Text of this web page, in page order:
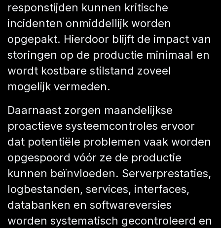
responstijden kunnen kritische
incidenten onmiddellijk worden
opgepakt. Hierdoor blijft de impact van
storingen op de productie minimaal en
wordt kostbare stilstand zoveel
mogelijk vermeden.
Daarnaast zorgen maandelijkse
proactieve systeemcontroles ervoor
dat potentiële problemen vaak worden
opgespoord vóór ze de productie
kunnen beïnvloeden. Serverprestaties,
logbestanden, services, interfaces,
databanken en softwareversies
worden systematisch gecontroleerd en